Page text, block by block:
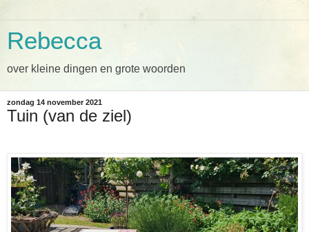
Rebecca
over kleine dingen en grote woorden
zondag 14 november 2021
Tuin (van de ziel)